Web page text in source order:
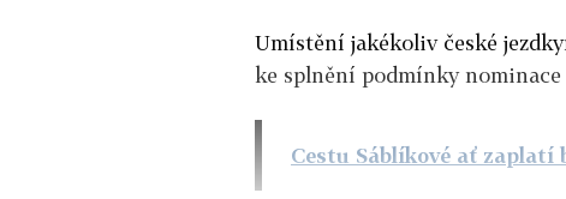
Umístění jakékoliv české
ke splnění podmínky nominace
Cestu Sáblíkové ať zaplatí